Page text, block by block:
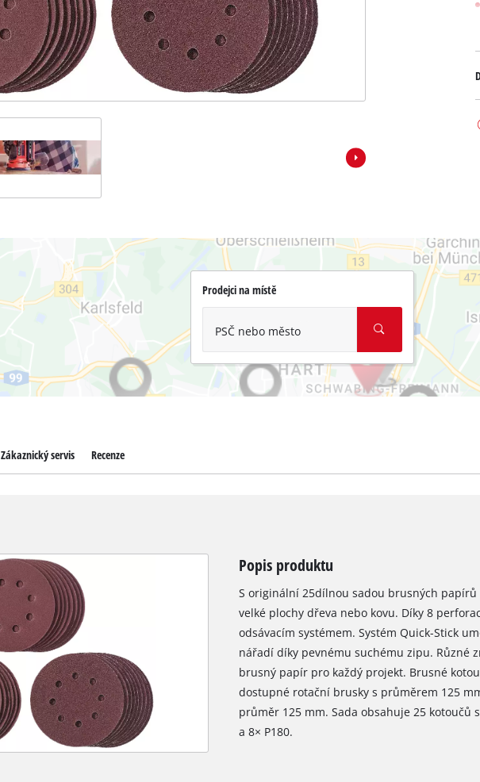
Prodejci na místě
PSČ nebo město
Zákaznický servis Recenze
Popis produktu
S originální 25dílnou sadou brusných
velké plochy dřeva nebo kovu. Díky 8
odsávacím systémem. Systém Quick-Stick
nářadí díky pevnému suchému zipu. Různé
brusný papír pro každý projekt. Brusné
dostupné rotační brusky s průměrem 125
průměr 125 mm. Sada obsahuje 25 kotoučů
a 8× P180.